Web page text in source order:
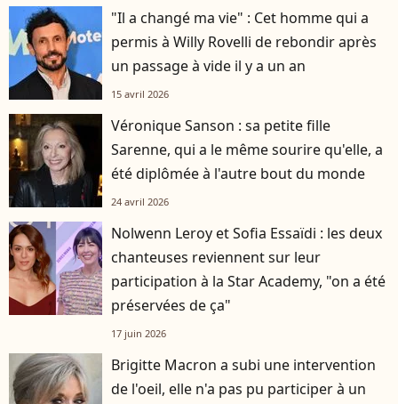
"Il a changé ma vie" : Cet homme qui a
permis à Willy Rovelli de rebondir après
un passage à vide il y a un an
15 avril 2026
Véronique Sanson : sa petite fille
Sarenne, qui a le même sourire qu'elle, a
été diplômée à l'autre bout du monde
24 avril 2026
Nolwenn Leroy et Sofia Essaïdi : les deux
chanteuses reviennent sur leur
participation à la Star Academy, "on a été
préservées de ça"
17 juin 2026
Brigitte Macron a subi une intervention
de l'oeil, elle n'a pas pu participer à un